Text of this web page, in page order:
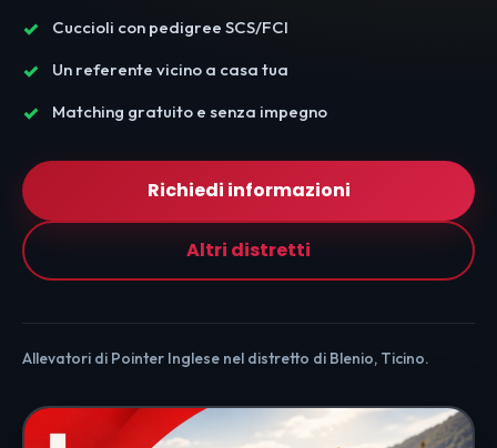
Cuccioli con pedigree SCS/FCI
Un referente vicino a casa tua
Matching gratuito e senza impegno
Richiedi informazioni
Altri distretti
Allevatori di Pointer Inglese nel distretto di Blenio, Ticino.